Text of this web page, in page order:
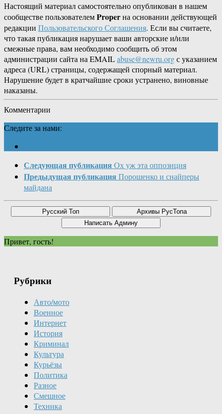
Настоящий материал самостоятельно опубликован в нашем
сообществе пользователемProperна основании действующей
редакции Пользовательского Соглашения. Если вы считаете,
что такая публикация нарушает ваши авторские и/или
смежные права, вам необходимо сообщить об этом
администрации сайта на EMAILabuse@newru.orgс указанием
адреса (URL) страницы, содержащей спорный материал.
Нарушение будет в кратчайшие сроки устранено, виновные
наказаны.
Комментарии
Следите за нами:
Следующая публикация Ох уж эта оппозиция
Предыдущая публикация Порошенко и снайперы
майдана
Привет, гость!
Рубрики
Авто/мото
Военное
Интернет
История
Криминал
Культура
Курьёзы
Политика
Разное
Смешное
Техника